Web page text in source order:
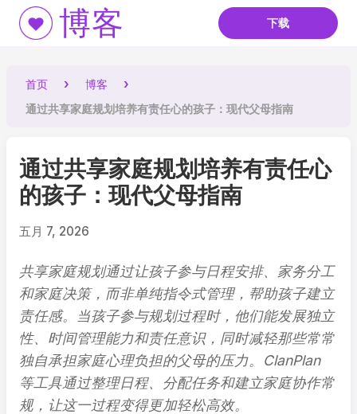
博客 下载
首页
博客
通过共享家庭规划培养有责任心的孩子：现代父母指南
通过共享家庭规划培养有责任心
的孩子：现代父母指南
五月 7, 2026
共享家庭规划通过让孩子参与日程安排、家务分工
和家庭决策，而非单纯指令式管理，帮助孩子建立
责任感。当孩子参与规划过程时，他们能发展独立
性、时间管理能力和责任意识，同时减轻那些常常
独自承担家庭心理负担的父母的压力。ClanPlan
等工具通过整理日程、分配任务和建立家庭协作常
规，让这一过程变得更加轻松高效。